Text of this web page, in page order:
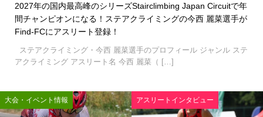
2027年の国内最高峰のシリーズStairclimbing Japan Circuitで年
間チャンピオンになる！ステアクライミングの今西 麗菜選手が
Find-FCにアスリート登録！
ステアクライミング・今西 麗菜選手のプロフィール ジャンル ステ
アクライミング アスリート名 今西 麗菜（ […]
大会・イベント情報 アスリートインタビュー